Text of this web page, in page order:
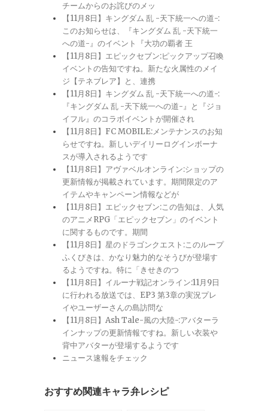
チームからのお詫びのメッ
【11月8日】キングダム 乱 -天下統一への道-:
このお知らせは、『キングダム 乱 -天下統一
への道-』のイベント『大功の覇者 王
【11月8日】エピックセブン:ピックアップ召喚
イベントの告知ですね。新たな火属性のメイ
ジ【テネブレア】と、連携
【11月8日】キングダム 乱 -天下統一への道-:
『キングダム 乱 -天下統一への道-』と『ジョ
イフル』のコラボイベントが開催され
【11月8日】FC MOBILE:メンテナンスのお知
らせですね。新しいデイリーログインボーナ
スが導入されるようです
【11月8日】アヴァベルオンライン:ショップの
更新情報が掲載されています。期間限定のア
イテムやキャンペーン情報などが
【11月8日】エピックセブン:この告知は、人気
のアニメRPG「エピックセブン」のイベント
に関するものです。期間
【11月8日】星のドラゴンクエスト:このループ
ふくびきは、かなり魅力的なそうびが登場す
るようですね。特に「きせきのつ
【11月8日】イルーナ戦記オンライン:11月9日
に行われる放送では、EP3 第3章の実況プレ
イやユーザーさんの島訪問な
【11月8日】Ash Tale-風の大陸-:アバターラ
インナップの更新情報ですね。新しい衣装や
背中アバターが登場するようです
ニュース速報をチェック
おすすめ関連キャラ弁レシピ